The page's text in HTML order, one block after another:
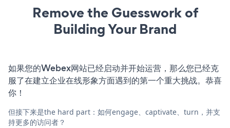
Remove the Guesswork of
Building Your Brand
如果您的Webex网站已经启动并开始运营，那么您已经克
服了在建立企业在线形象方面遇到的第一个重大挑战。恭喜
你！
但接下来是the hard part：如何engage、captivate、turn，并支
持更多的访问者？